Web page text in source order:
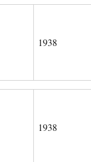
1938
1938